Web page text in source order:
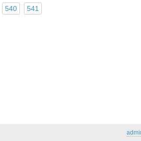
540 541